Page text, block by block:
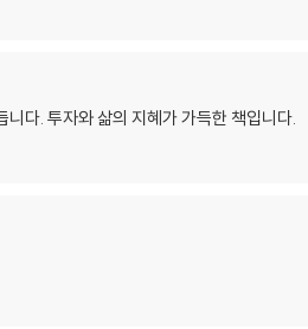
다. 투자와 삶의 지혜가 가득한 책입니다.